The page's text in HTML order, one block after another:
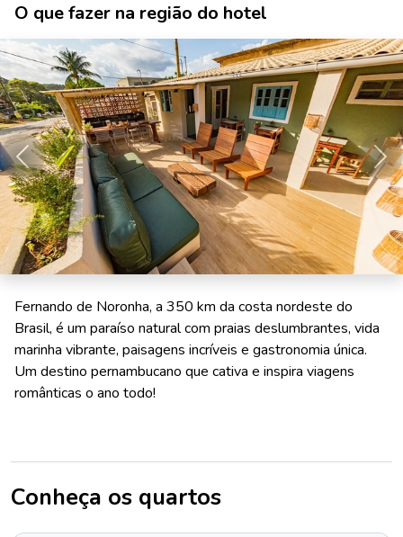
O que fazer na região do hotel
Anterior
Fernando de Noronha, a 350 km da costa nordeste do
Brasil, é um paraíso natural com praias deslumbrantes, vida
marinha vibrante, paisagens incríveis e gastronomia única.
Um destino pernambucano que cativa e inspira viagens
românticas o ano todo!
Conheça os quartos